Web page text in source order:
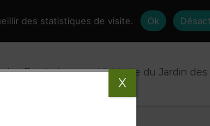
vous
à
nos
Paraboles L’histoire du Jardin
X
des statistiques de visite. Ok